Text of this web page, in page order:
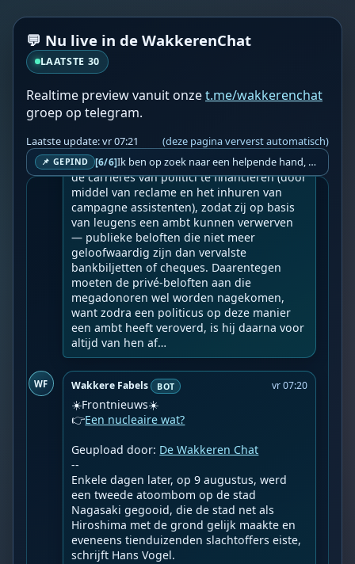
💬 Nu live in de WakkerenChat
LAATSTE 30
Realtime preview vanuit onzet.me/wakkerenchat
groep op telegram.
Laatste update: vr 07:21 (deze pagina ververst automatisch)
📌 GEPIND [6/6] Ik ben op zoek naar een helpende hand, een menselijk oog, een admin die helpt met controleren of de chat wel correct word gemodereerd word door NoMoSpam. 98% gaat automatisch goed, toch ik dit nooit helemaal loslaten en moet er altijd een mens mee blijven opletten bij elke beslissing die gemaakt word. Waar bestaan de werkzaamheden uit? Mee kijken in admin log kanaal naar alle drugs/porno/scams die voorbij komen en in het geval van een randgevalletje, ingrijpen en b.v. een verwijderd maar wel toegestaan bericht terug plaatsen met een druk op de knop. tsja zo banaal en simpel is het gesteld.. Word je hier blij van? Nee. Strookt het je ego? Nee. Word je er beter van? Nee. Kost het veel tijd? Totaal niet, consistentie en regelmaat is belangrijker dan 'er even voor kunnen gaan zitten'.. het werk is in een paar seconden gepiept.. je checkt puur of AI de juiste beslissing heeft gemaakt.. …
r het publiek te beheersen.
Geupload door:
Wereldwijde ‘Staatsgreep’ 6 jaar sinds 17-
03-2020 zichtbare dictatuur.
Een miljardair bezit minstens een miljard
dollar, en dat is veel meer dan nodig is om
de carrières van politici te financieren (door
middel van reclame en het inhuren van
campagne assistenten), zodat zij op basis
van leugens een ambt kunnen verwerven
— publieke beloften die niet meer
geloofwaardig zijn dan vervalste
bankbiljetten of cheques. Daarentegen
moeten de privé-beloften aan die
megadonoren wel worden nagekomen,
want zodra een politicus op deze manier
een ambt heeft veroverd, is hij daarna voor
altijd van hen af…
WF Wakkere Fabels BOT vr 07:20
☀️Frontnieuws☀️
👉Een nucleaire wat?
Geupload door: De Wakkeren Chat
--
Enkele dagen later, op 9 augustus, werd
een tweede atoombom op de stad
Nagasaki gegooid, die de stad net als
Hiroshima met de grond gelijk maakte en
eveneens tienduizenden slachtoffers eiste,
schrijft Hans Vogel.